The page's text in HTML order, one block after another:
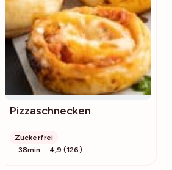
Pizzaschnecken
Zuckerfrei
38min
4,9 (126)